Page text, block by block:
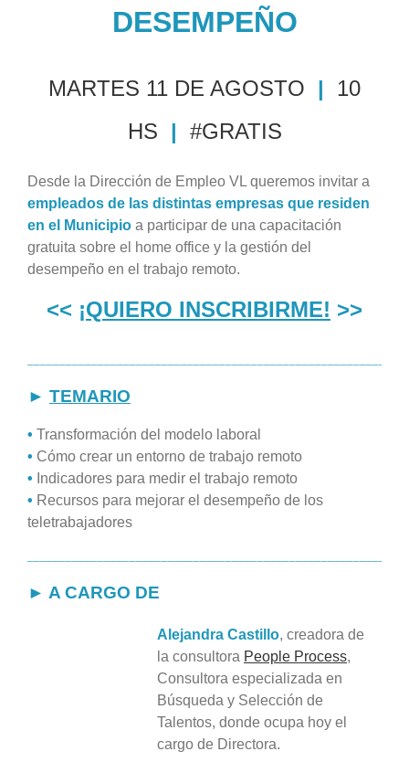
DESEMPEÑO
MARTES 11 DE AGOSTO |
10
HS | #GRATIS
Desde la Dirección de Empleo VL queremos invitar a
empleados de las distintas empresas que residen
en el Municipio a participar de una capacitación
gratuita sobre el home office y la gestión del
desempeño en el trabajo remoto.
<< ¡QUIERO INSCRIBIRME! >>
► TEMARIO
• Transformación del modelo laboral
• Cómo crear un entorno de trabajo remoto
• Indicadores para medir el trabajo remoto
• Recursos para mejorar el desempeño de los
teletrabajadores
► A CARGO DE
Alejandra Castillo, creadora de
la consultora People Process,
Consultora especializada en
Búsqueda y Selección de
Talentos, donde ocupa hoy el
cargo de Directora.